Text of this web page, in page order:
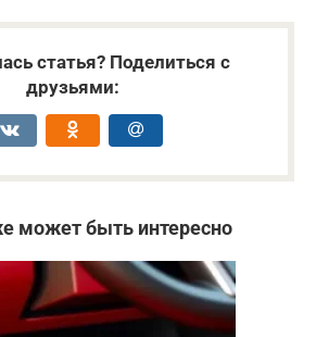
статья? Поделиться с
друзьями:
может быть интересно